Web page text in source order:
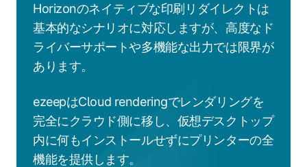
Horizonのネイティブな印刷リダイレクトは
基本的なシナリオに対応しますが、高度なド
ライバーサポートや多機能な出力では限界が
あります。
ezeepはCloud renderingでレンダリングを
完全にクラウド側に移し、仮想デスクトップ
内に何もインストールせずにプリンターの全
機能を提供します。